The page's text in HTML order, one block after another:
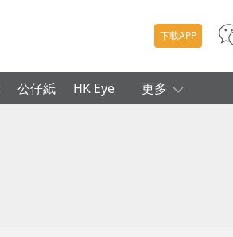
下載APP
公仔紙 HK Eye 更多